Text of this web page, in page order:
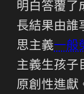
明白答覆了
長結果由誰
思主義一般
主義生孩子
原創性進獻